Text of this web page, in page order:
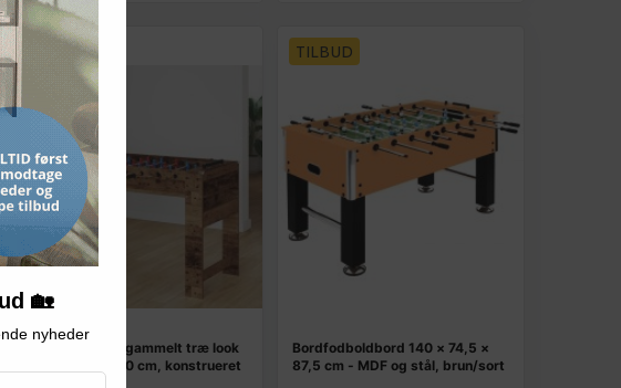
Bordfodbold - gammelt træ look
125 × 60,5 × 80 cm, konstrueret
TILBUD
Bordfodboldbord 140 × 74,5 ×
87,5 cm - MDF og stål, brun/sort
🏡
nyheder